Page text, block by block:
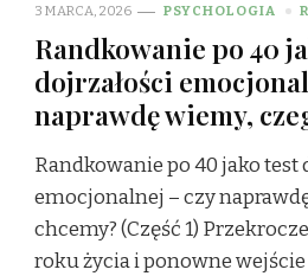
3 MARCA, 2026 PSYCHOLOGIA
Randkowanie po 40
dojrzałości
naprawdę wiemy,
Randkowanie po 40 jako test
emocjonalnej – czy
chcemy? (Część 1)
roku życia i ponowne